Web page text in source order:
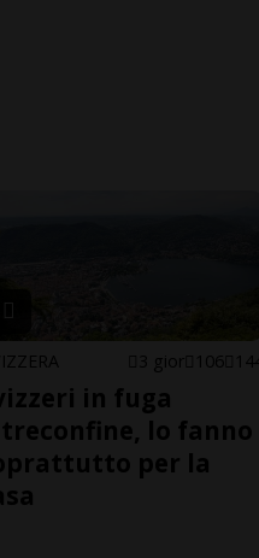
3 gior 106
in fuga
lo fanno
per la